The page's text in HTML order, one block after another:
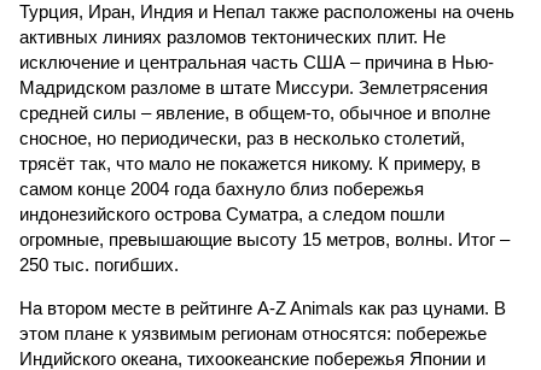
Турция, Иран, Индия и Непал также расположены на очень
активных линиях разломов тектонических плит. Не
исключение и центральная часть США – причина в Нью-
Мадридском разломе в штате Миссури. Землетрясения
средней силы – явление, в общем-то, обычное и вполне
сносное, но периодически, раз в несколько столетий,
трясёт так, что мало не покажется никому. К примеру, в
самом конце 2004 года бахнуло близ побережья
индонезийского острова Суматра, а следом пошли
огромные, превышающие высоту 15 метров, волны. Итог –
250 тыс. погибших.
На втором месте в рейтинге A-Z Animals как раз цунами. В
этом плане к уязвимым регионам относятся: побережье
Индийского океана, тихо­океанские побережья Японии и